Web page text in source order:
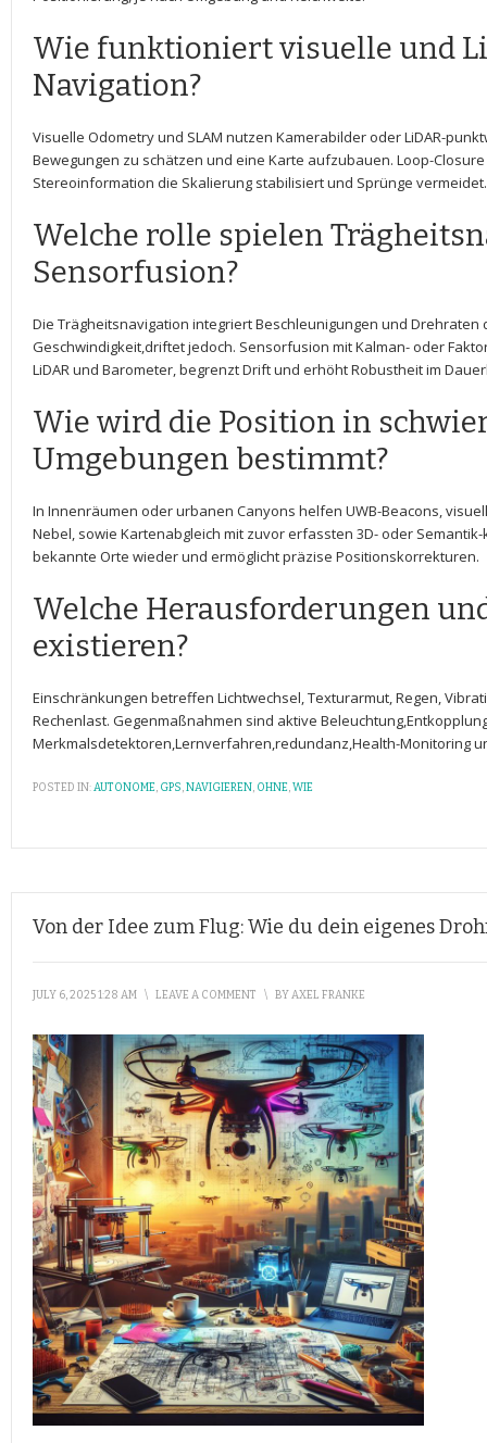
Wie funktioniert visuelle und
Navigation?
Visuelle Odometry und SLAM nutzen Kamerabilder oder LiDAR-
Bewegungen zu schätzen und eine‍ Karte​ aufzubauen. Loop-
⁣Stereoinformation die Skalierung stabilisiert‌ und Sprünge vermeidet.
Welche rolle spielen
Sensorfusion?
Die Trägheitsnavigation integriert Beschleunigungen und Drehraten‌
Geschwindigkeit,driftet ​jedoch. Sensorfusion mit Kalman- oder
LiDAR und Barometer, ​begrenzt Drift und erhöht Robustheit im
Wie ​wird⁢ die Position in
Umgebungen bestimmt?
In⁣ Innenräumen oder urbanen Canyons helfen UWB-Beacons,
⁤Nebel, ⁤sowie Kartenabgleich mit zuvor erfassten 3D- oder
bekannte Orte wieder und ermöglicht präzise Positionskorrekturen.
Welche‍ Herausforderungen
existieren?
Einschränkungen betreffen Lichtwechsel,⁢ Texturarmut, Regen,
Rechenlast. Gegenmaßnahmen sind aktive
Merkmalsdetektoren,Lernverfahren,redundanz,Health-Monitoring
POSTED IN:AUTONOME, GPS,NAVIGIEREN, OHNE,WIE
Von der Idee zum Flug: Wie du dein eigenes
JULY 6, 2025 1:28 AM \ LEAVE A COMMENT \ BYAXEL FRANKE